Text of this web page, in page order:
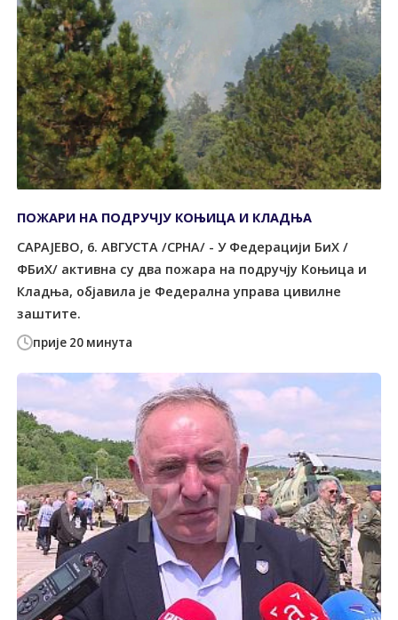
прије 20 минута
ПОЖАРИ НА ПОДРУЧЈУ КОЊИЦА И КЛАДЊА
САРАЈЕВО, 6. АВГУСТА /СРНА/ - У Федерацији БиХ /
ФБиХ/ активна су два пожара на подручју Коњица и
Кладња, објавила је Федерална управа цивилне
заштите.